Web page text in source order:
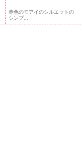
赤色のモアイのシルエットの
シンプ...